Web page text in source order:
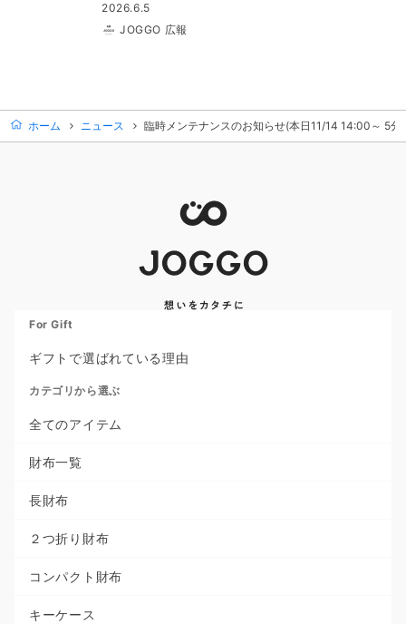
2026.6.5
JOGGO 広報
ホーム ニュース 臨時メンテナンスのお知らせ(本日11/14 14:00～ 5分
For Gift
ギフトで選ばれている理由
カテゴリから選ぶ
全てのアイテム
財布一覧
長財布
２つ折り財布
コンパクト財布
キーケース